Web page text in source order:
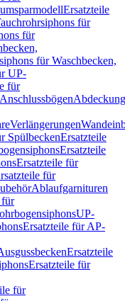
Ersatzteile
für
für
für Waschbecken,
UP-
für
Anschlussbögen
Verlängerungen
SpülbeckenErsatzteile
Ersatzteile
Ersatzteile für
für
Ablaufgarnituren
für
UP-
Ersatzteile für AP-
Ersatzteile
Ersatzteile für
für